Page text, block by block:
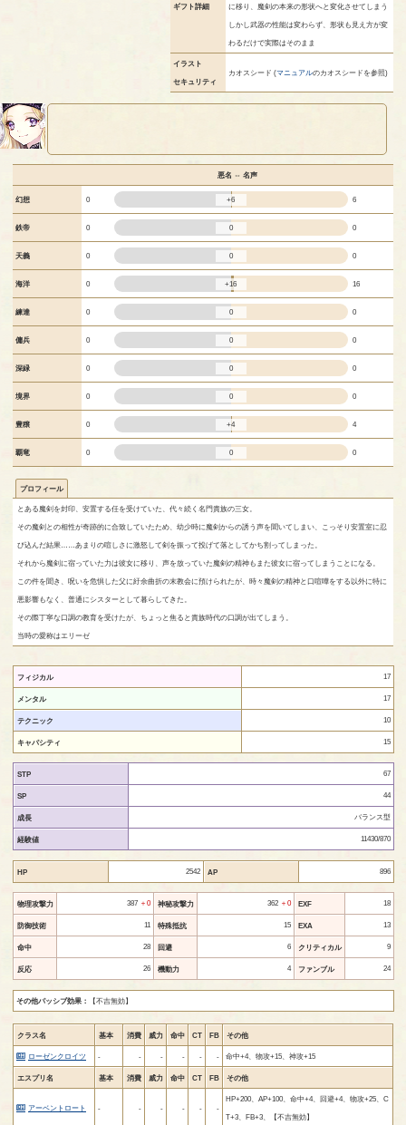
ギフト詳細
に移り、魔剣の本来の形状へと変化させてしまう
しかし武器の性能は変わらず、形状も見え方が変
わるだけで実際はそのまま
イラスト
セキュリティ
カオスシード (マニュアルのカオスシードを参照)
悪名 ⇔ 名声
幻想 0 +6 6
鉄帝 0 0 0
天義 0 0 0
海洋 0 +16 16
練達 0 0 0
傭兵 0 0 0
深緑 0 0 0
境界 0 0 0
豊穣 0 +4 4
覇竜 0 0 0
プロフィール
とある魔剣を封印、安置する任を受けていた、代々続く名門貴族の三女。
その魔剣との相性が奇跡的に合致していたため、幼少時に魔剣からの誘う声を聞いてしまい、こっそり安置室に忍
び込んだ結果……あまりの喧しさに激怒して剣を振って投げて落としてかち割ってしまった。
それから魔剣に宿っていた力は彼女に移り、声を放っていた魔剣の精神もまた彼女に宿ってしまうことになる。
この件を聞き、呪いを危惧した父に紆余曲折の末教会に預けられたが、時々魔剣の精神と口喧嘩をする以外に特に
悪影響もなく、普通にシスターとして暮らしてきた。
その際丁寧な口調の教育を受けたが、ちょっと焦ると貴族時代の口調が出てしまう。
当時の愛称はエリーゼ
フィジカル 17
メンタル 17
テクニック 10
キャパシティ 15
STP 67
SP 44
成長 バランス型
経験値 11430/870
HP 2542 AP 896
物理攻撃力 387 ＋0 神秘攻撃力 362 ＋0 EXF 18
防御技術 11 特殊抵抗 15 EXA 13
命中 28 回避 6 クリティカル 9
反応 26 機動力 4 ファンブル 24
その他パッシブ効果： 【不吉無効】
クラス名 基本 消費 威力 命中 CT FB その他
ローゼンクロイツ - - - - - - 命中+4、物攻+15、神攻+15
エスプリ名 基本 消費 威力 命中 CT FB その他
アーベントロート - - - - - -
HP+200、AP+100、命中+4、回避+4、物攻+25、C
T+3、FB+3、【不吉無効】